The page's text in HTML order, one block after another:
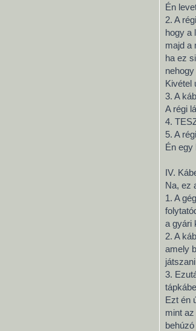
Én
2. A
hogy a
majd a
ha ez
Kivétel
3. A
A régi
4.
5. A
Én egy
IV.
Na, ez
1. A
a gyári
2. A
amely
3.
Ezt én
mint